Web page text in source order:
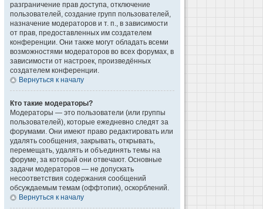
разграничение прав доступа, отключение
пользователей, создание групп пользователей,
назначение модераторов и т. п., в зависимости
от прав, предоставленных им создателем
конференции. Они также могут обладать всеми
возможностями модераторов во всех форумах, в
зависимости от настроек, произведённых
создателем конференции.
Вернуться к началу
Кто такие модераторы?
Модераторы — это пользователи (или группы
пользователей), которые ежедневно следят за
форумами. Они имеют право редактировать или
удалять сообщения, закрывать, открывать,
перемещать, удалять и объединять темы на
форуме, за который они отвечают. Основные
задачи модераторов — не допускать
несоответствия содержания сообщений
обсуждаемым темам (оффтопик), оскорблений.
Вернуться к началу